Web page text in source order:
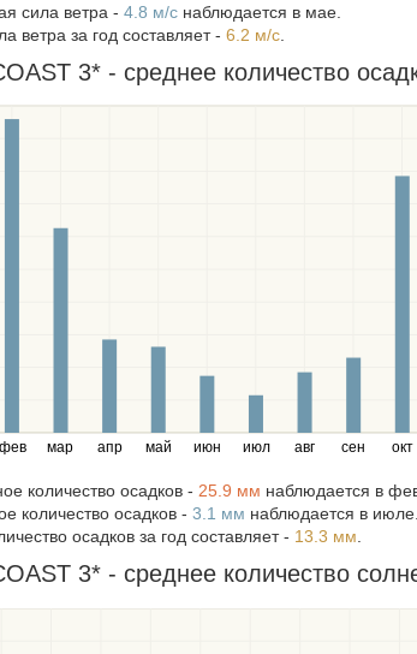
сила ветра - 4.8 м/c наблюдается в мае.
ветра за год составляет - 6.2 м/c
3* - среднее количество
фев мар апр май июн июл авг сен окт
количество осадков - 25.9 мм наблюдается в
количество осадков - 3.1 мм наблюдается в июле.
осадков за год составляет - 13.3 мм
3* - среднее количество